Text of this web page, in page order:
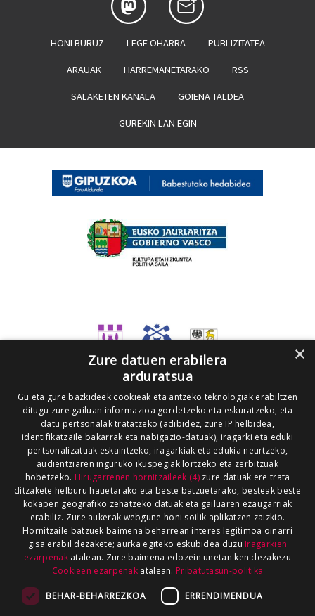
HONI BURUZ LEGE OHARRA PUBLIZITATEA
ARAUAK HARREMANETARAKO RSS
SALAKETEN KANALA GOIENA TALDEA
GUREKIN LAN EGIN
×
Zure datuen erabilera
arduratsua
Gu eta gure bazkideek cookieak eta antzeko teknologiak erabiltzen
ditugu zure gailuan informazioa gordetzeko eta eskuratzeko, eta
datu pertsonalak tratatzeko (adibidez, zure IP helbidea,
identifikatzaile bakarrak eta nabigazio-datuak), iragarki eta eduki
pertsonalizatuak eskaintzeko, iragarkiak eta edukia neurtzeko,
audientziaren inguruko ikuspegiak lortzeko eta zerbitzuak
hobetzeko. Hirugarrenen hornitzaileek (4)zure datuak ere trata
ditzakete helburu hauetarako eta beste batzuetarako, besteak beste
kokapen geografiko zehatzeko datuak eta gailuaren ezaugarriak
erabiliz. Zure aukerak webgune honi soilik aplikatzen zaizkio.
Hornitzaile batzuek baimena beharrean interes legitimoa oinarri
gisa erabil dezakete; aurka egiteko eskubidea duzu Iragarkien
ezarpenakatalean. Zure baimena edozein unetan ken dezakezu
Cookieen ezarpenak atalean. Pribatutasun-politika
BEHAR-BEHARREZKOA ERRENDIMENDUA